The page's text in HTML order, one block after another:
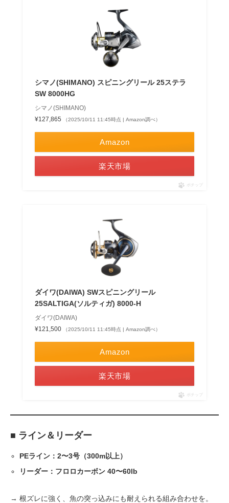
シマノ(SHIMANO) スピニングリール 25ステラ
SW 8000HG
シマノ(SHIMANO)
¥127,865
（2025/10/11 11:45時点 | Amazon調べ）
Amazon
楽天市場
ポチップ
ダイワ(DAIWA) SWスピニングリール
25SALTIGA(ソルティガ) 8000-H
ダイワ(DAIWA)
¥121,500
（2025/10/11 11:45時点 | Amazon調べ）
Amazon
楽天市場
ポチップ
■ ライン＆リーダー
PEライン：2〜3号（300m以上）
リーダー：フロロカーボン 40〜60lb
→ 根ズレに強く、魚の突っ込みにも耐えられる組み合わせを。